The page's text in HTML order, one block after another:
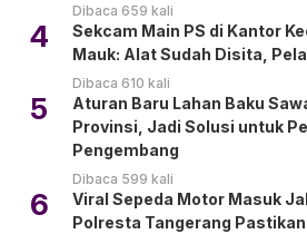
Dibaca 659 kali
4
Sekcam Main PS di Kantor
Mauk: Alat Sudah Disita,
Dibaca 610 kali
5
Aturan Baru Lahan Baku
Provinsi, Jadi Solusi untuk
Pengembang
Dibaca 599 kali
6
Viral Sepeda Motor Masuk
Polresta Tangerang